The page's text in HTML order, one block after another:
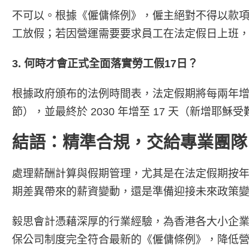
不可以。根據《僱傭條例》，僱主絕對不得以款
工放假；若因營運需要要求員工在法定假日上班
3. 何時才會正式全面落實勞工假17日？
根據政府頒布的法例時間表，法定假期將每兩年
節），並最終於 2030 年增至 17 天（新增耶穌
結語：精準合規，交給專業團隊
處理薪酬計算與假期管理，尤其是在法定假期按
期差異帶來的薪資變動，還是準備迎接未來政策
毅思會計憑藉深厚的行業經驗，為香港各大小企
保公司制度完全符合最新的《僱傭條例》，降低